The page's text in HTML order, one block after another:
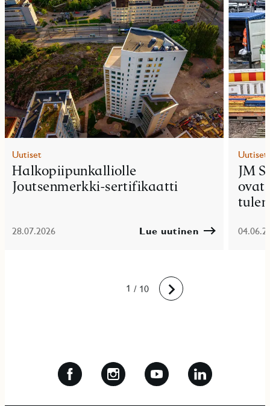
Uutiset
Halkopiipunkalliolle
Joutsenmerkki-sertifikaatti
28.07.2026 Lue uutinen
Uutiset
JM
ovat
1
2
3
4
5
6
7
8
9
10 / 10 Eteenpäin